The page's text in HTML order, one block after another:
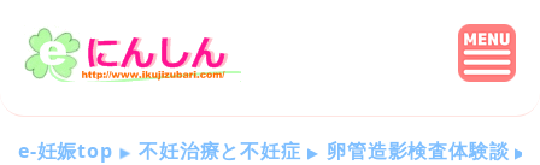
e-妊娠top 不妊治療と不妊症 卵管造影検査体験談